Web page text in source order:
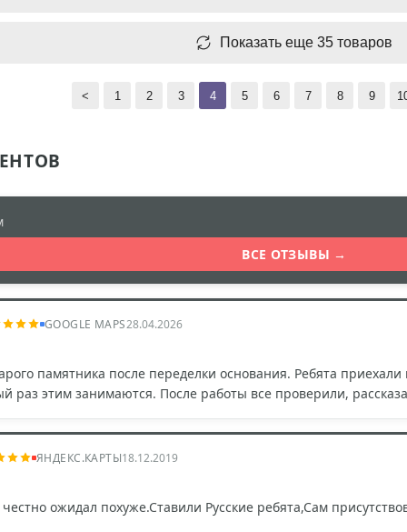
Показать еще 35 товаров
< 1 2 3 4 5 6 7 8 9
ВСЕ ОТЗЫВЫ →
GOOGLE MAPS28.04.2026
памятника после переделки основания. Ребята
раз этим занимаются. После работы все проверили,
ЯНДЕКС.КАРТЫ18.12.2019
ожидал похуже.Ставили Русские ребята,Сам